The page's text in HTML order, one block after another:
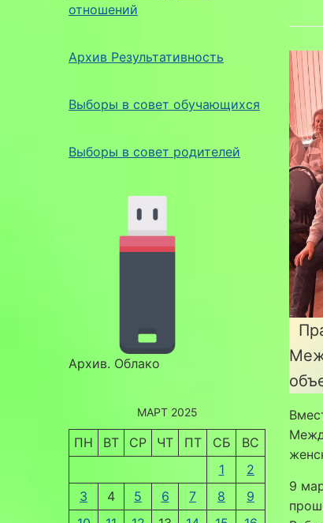
отношений
Архив Результативность
Выборы в совет обучающихся
Выборы в совет родителей
Архив. Облако
МАРТ 2025
ПН ВТ СР ЧТ ПТ СБ
ВС
1
2
3
4 5 6 7 8
9
9